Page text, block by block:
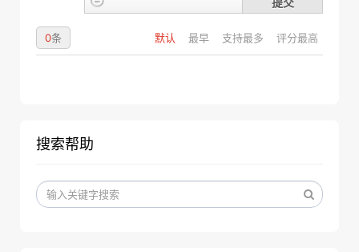
默认 最早 支持最多 评分最高
0条
搜索帮助